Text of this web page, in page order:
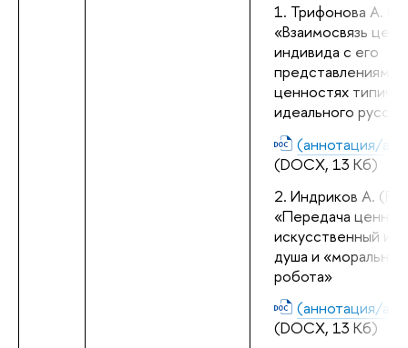
Трифонова А.
«Взаимосвязь
индивида с его
представлениями
ценностях
идеального
(аннотация/
(DOCX, 13 Кб)
Индриков А.
«Передача
искусственный
душа и
робота»
(аннотация/
(DOCX, 13 Кб)